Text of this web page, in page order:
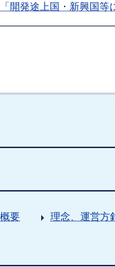
「開発途上国・新興国
要 理念、運営方